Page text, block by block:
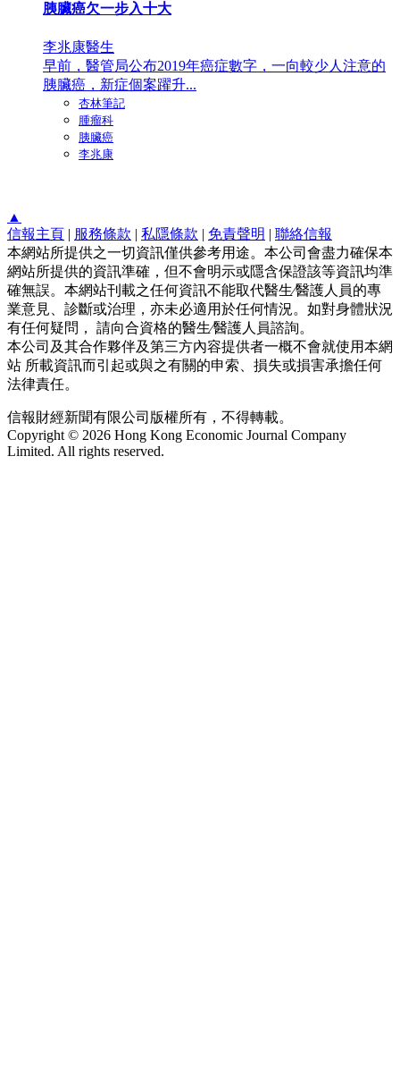
胰臟癌欠一步入十大
李兆康醫生
早前，醫管局公布2019年癌症數字，一向較少人注意的
胰臟癌，新症個案躍升...
杏林筆記
腫瘤科
胰臟癌
李兆康
▲
信報主頁 | 服務條款 | 私隱條款 | 免責聲明 | 聯絡信報
本網站所提供之一切資訊僅供參考用途。本公司會盡力確保本
網站所提供的資訊準確，但不會明示或隱含保證該等資訊均準
確無誤。本網站刊載之任何資訊不能取代醫生∕醫護人員的專
業意見、診斷或治理，亦未必適用於任何情況。如對身體狀況
有任何疑問， 請向合資格的醫生∕醫護人員諮詢。
本公司及其合作夥伴及第三方內容提供者一概不會就使用本網
站 所載資訊而引起或與之有關的申索、損失或損害承擔任何
法律責任。
信報財經新聞有限公司版權所有，不得轉載。
Copyright © 2026 Hong Kong Economic Journal Company
Limited. All rights reserved.